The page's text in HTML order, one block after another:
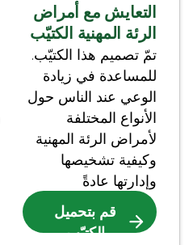
التعايش مع أمراض
الرئة المهنية الكتيّب
.تمّ تصميم هذا الكتيّب
للمساعدة في زيادة
الوعي عند الناس حول
الأنواع المختلفة
لأمراض الرئة المهنية
وكيفية تشخيصها
وإدارتها عادةً
قم بتحميل
الكتيّب